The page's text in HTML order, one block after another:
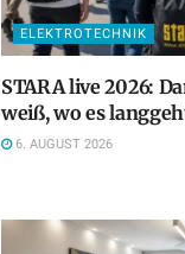
ELEKTROTECHNIK
STARA live 2026:
weiß, wo es
6. AUGUST 2026